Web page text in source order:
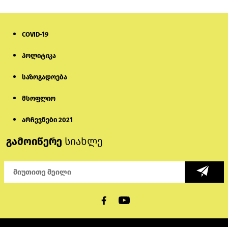
COVID-19
პოლიტიკა
საზოგადოება
მსოფლიო
არჩევნები 2021
გამოიწერე სიახლე